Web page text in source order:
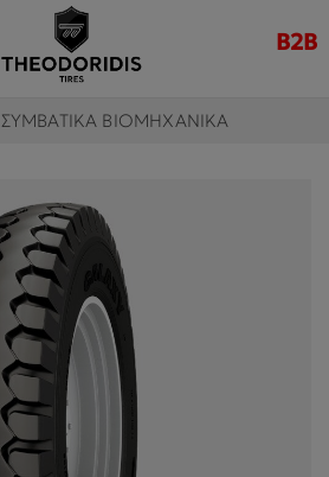
B2B
ΣΥΜΒΑΤΙΚΑ ΒΙΟΜΗΧΑΝΙΚΑ